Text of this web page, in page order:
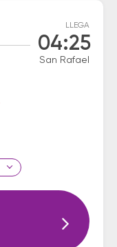
LLEGA
04:25
San Rafael